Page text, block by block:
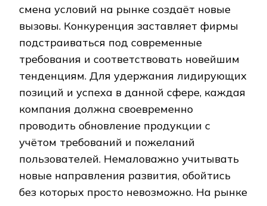
смена условий на рынке создаёт новые
вызовы. Конкуренция заставляет фирмы
подстраиваться под современные
требования и соответствовать новейшим
тенденциям. Для удержания лидирующих
позиций и успеха в данной сфере, каждая
компания должна своевременно
проводить обновление продукции с
учётом требований и пожеланий
пользователей. Немаловажно учитывать
новые направления развития, обойтись
без которых просто невозможно. На рынке